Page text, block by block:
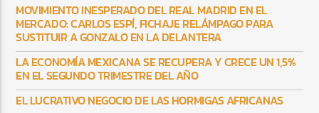
MOVIMIENTO INESPERADO DEL REAL MADRID EN EL
MERCADO: CARLOS ESPÍ, FICHAJE RELÁMPAGO PARA
SUSTITUIR A GONZALO EN LA DELANTERA
LA ECONOMÍA MEXICANA SE RECUPERA Y CRECE UN 1,5%
EN EL SEGUNDO TRIMESTRE DEL AÑO
EL LUCRATIVO NEGOCIO DE LAS HORMIGAS AFRICANAS